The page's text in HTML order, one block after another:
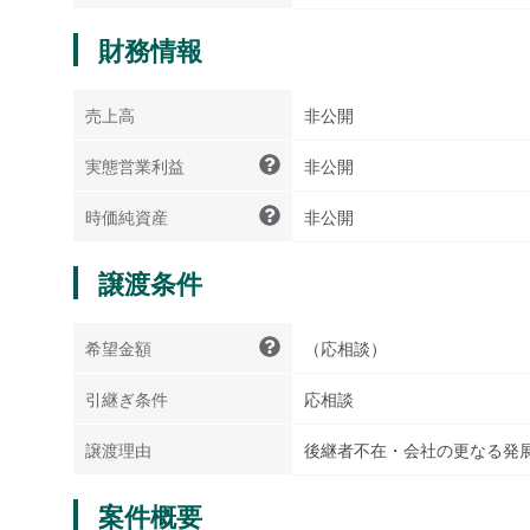
財務情報
売上高 非公開
実態営業利益 非公開
時価純資産 非公開
譲渡条件
希望金額 （応相談）
引継ぎ条件 応相談
譲渡理由 後継者不在・会社の更なる発
案件概要